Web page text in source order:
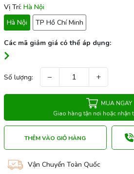
Vị Trí: Hà Nội
Hà Nội
TP Hồ Chí Minh
Các mã giảm giá có thể áp dụng:
Số lượng: − +
MUA NGAY
Giao hàng tận nơi hoặc nhận
THÊM VÀO GIỎ HÀNG
Vận Chuyển Toàn Quốc